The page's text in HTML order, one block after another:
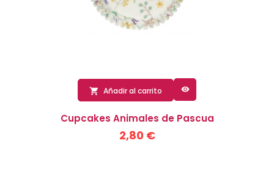
 Añadir al carrito 
Cupcakes Animales de Pascua
2,80 €